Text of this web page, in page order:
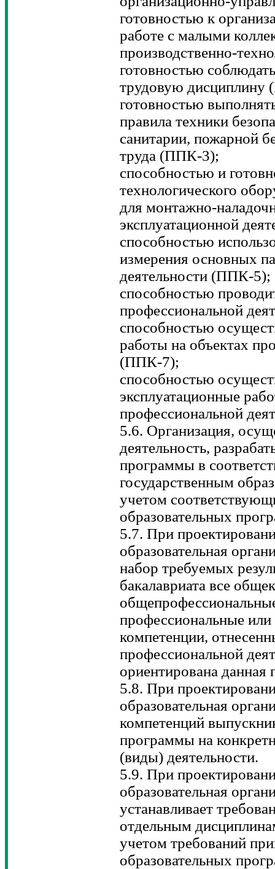
готовностью к
работе с малыми
производственно-
готовностью
трудовую
готовностью
правила техники
санитарии, пожарной
труда (ППК-3);
способностью и
технологического
для монтажно-
эксплуатационной
способностью
измерения основных
деятельности (ППК-5);
способностью
профессиональной
способностью
работы на объектах
(ППК-7);
способностью
эксплуатационные
профессиональной
5.6. Организация,
деятельность,
программы в
государственным
учетом
образовательных
5.7. При
образовательная
набор требуемых
бакалавриата все
профессиональные
компетенции,
профессиональной
ориентирована данная
5.8. При
образовательная
компетенций
программы на
(виды) деятельности.
5.9. При
образовательная
устанавливает
отдельным
учетом требований
образовательных